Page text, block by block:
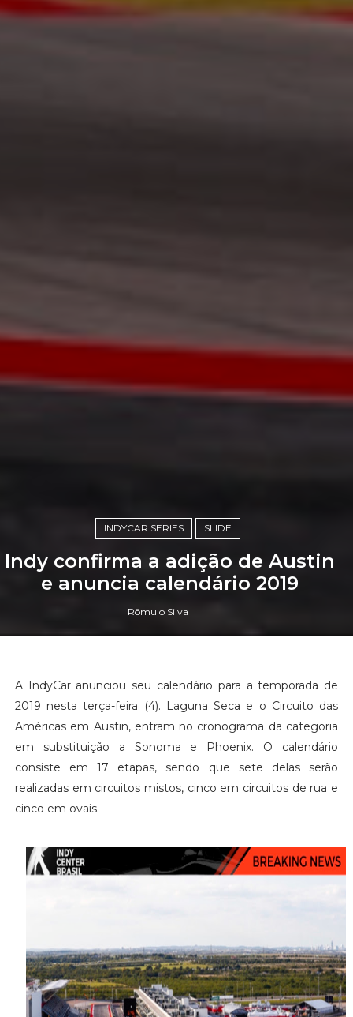
INDYCAR SERIES SLIDE
Indy confirma a adição de Austin
e anuncia calendário 2019
Rômulo Silva
A IndyCar anunciou seu calendário para a temporada de
2019 nesta terça-feira (4). Laguna Seca e o Circuito das
Américas em Austin, entram no cronograma da categoria
em substituição a Sonoma e Phoenix. O calendário
consiste em 17 etapas, sendo que sete delas serão
realizadas em circuitos mistos, cinco em circuitos de rua e
cinco em ovais.